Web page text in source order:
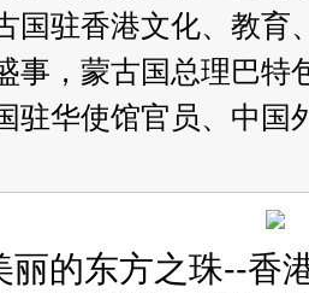
国驻香港文化、教育
事，蒙古国总理巴
驻华使馆官员、中国
的东方之珠--香